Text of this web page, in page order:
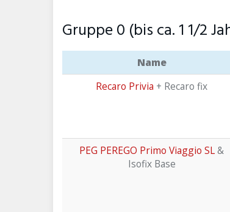
Gruppe 0 (bis ca. 1 1/2
Name
Recaro Privia + Recaro fix
PEG PEREGO Primo Viaggio SL&
Isofix Base